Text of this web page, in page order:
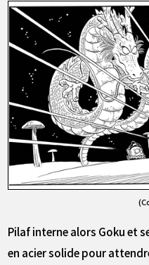
Pilaf interne alors Goku et
en acier solide pour